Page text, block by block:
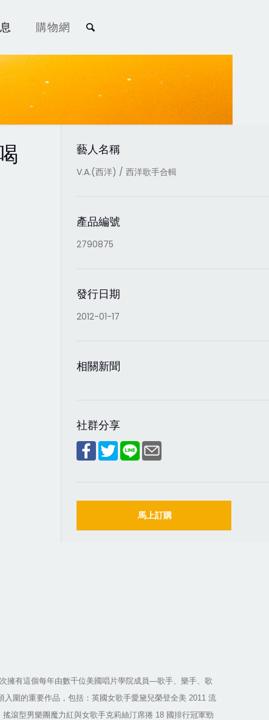
購物網
藝人名稱
V.A.(西洋) / 西洋歌手合輯
產品編號
2790875
發行日期
2012-01-17
相關新聞
社群分享
馬上訂購
擁有這個每年由數千位美國唱片學院成員—歌手、樂手、歌
圍的重要作品，包括：英國女歌手愛黛兒榮登全美 2011 流
搖滾型男樂團魔力紅與女歌手克莉絲汀席捲 18 國排行冠軍勁